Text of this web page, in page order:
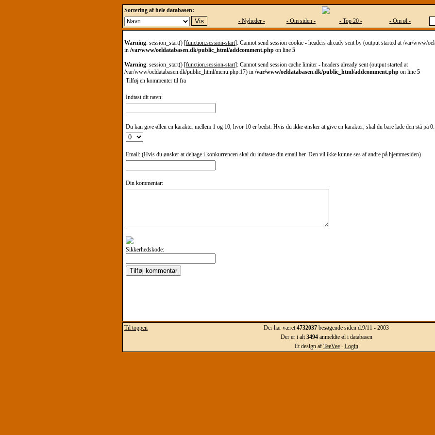
Sortering af hele databasen:
- Nyheder -
- Om siden - - Top 20 - - Om øl -
Warning: session_start() [function.session-start]: Cannot send session cookie - headers already sent by (output started at /var/www/
in /var/www/oeldatabasen.dk/public_html/addcomment.php on line 5
Warning: session_start() [function.session-start]: Cannot send session cache limiter - headers already sent (output started at
/var/www/oeldatabasen.dk/public_html/menu.php:17) in /var/www/oeldatabasen.dk/public_html/addcomment.php on line 5
Tilføj en kommenter til fra
Indtast dit navn:
Du kan give øllen en karakter mellem 1 og 10, hvor 10 er bedst. Hvis du ikke ønsker at give en karakter, skal du bare lade den stå på 0:
Email: (Hvis du ønsker at deltage i konkurrencen skal du indtaste din email her. Den vil ikke kunne ses af andre på hjemmesiden)
Din kommentar:
Sikkerhedskode:
Til toppen Der har været4732037besøgende siden d.9/11 - 2003
Der er i alt3494anmeldte øl i databasen
Et design af TeeVee- Login